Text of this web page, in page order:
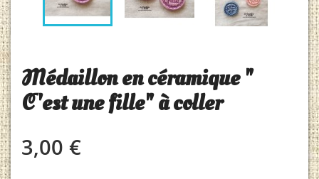
Médaillon en céramique "
C'est une fille" à coller
3,00 €